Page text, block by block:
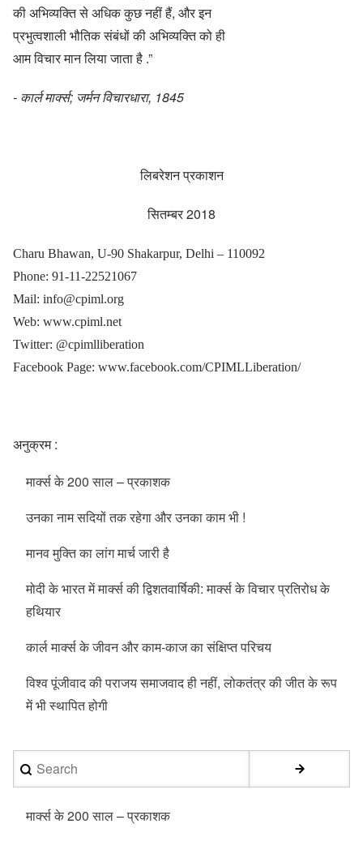
की अभिव्यक्ति से अधिक कुछ नहीं हैं, और इन
प्रभुत्वशाली भौतिक संबंधों की अभिव्यक्ति को ही
आम विचार मान लिया जाता है .”
- कार्ल मार्क्स; जर्मन विचारधारा, 1845
लिबरेशन प्रकाशन
सितम्बर 2018
Charu Bhawan, U-90 Shakarpur, Delhi – 110092
Phone: 91-11-22521067
Mail: info@cpiml.org
Web: www.cpiml.net
Twitter: @cpimlliberation
Facebook Page: www.facebook.com/CPIMLLiberation/
अनुक्रम :
मार्क्स के 200 साल – प्रकाशक
उनका नाम सदियों तक रहेगा और उनका काम भी !
मानव मुक्ति का लांग मार्च जारी है
मोदी के भारत में मार्क्स की द्विशतवार्षिकी: मार्क्स के विचार प्रतिरोध के
हथियार
कार्ल मार्क्स के जीवन और काम-काज का संक्षिप्त परिचय
विश्व पूंजीवाद की पराजय समाजवाद ही नहीं, लोकतंत्र की जीत के रूप
में भी स्थापित होगी
Search
मार्क्स के 200 साल – प्रकाशक